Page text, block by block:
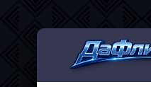
Мультсериалы